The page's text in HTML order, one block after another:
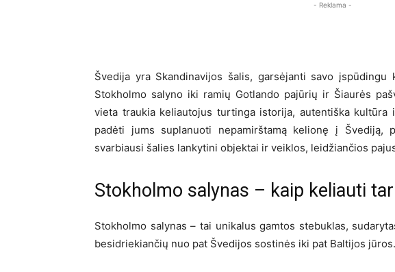
- Reklama -
Švedija yra Skandinavijos šalis, garsėjanti savo įspūdingu
Stokholmo salyno iki ramių Gotlando pajūrių ir Šiaurės
vieta traukia keliautojus turtinga istorija, autentiška kultūra
padėti jums suplanuoti nepamirštamą kelionę į Švediją,
svarbiausi šalies lankytini objektai ir veiklos, leidžiančios
Stokholmo salynas – kaip keliauti
Stokholmo salynas – tai unikalus gamtos stebuklas,
besidriekiančių nuo pat Švedijos sostinės iki pat Baltijos jūros.